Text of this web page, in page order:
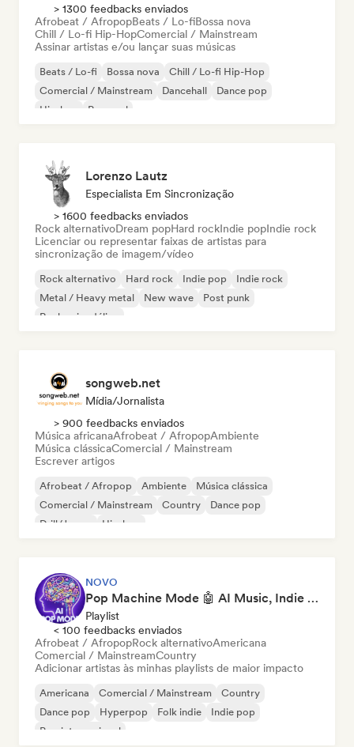
> 1300 feedbacks enviados
Afrobeat / AfropopBeats / Lo-fiBossa nova
Chill / Lo-fi Hip-HopComercial / Mainstream
Assinar artistas e/ou lançar suas músicas
Beats / Lo-fi Bossa nova
Chill / Lo-fi Hip-Hop
Comercial / Mainstream
Dancehall
Dance pop
Hip-hop
Pop soul
Lorenzo Lautz
Especialista Em Sincronização
> 1600 feedbacks enviados
Rock alternativoDream popHard rockIndie popIndie rock
Licenciar ou representar faixas de artistas para
sincronização de imagem/vídeo
Rock alternativo Hard rock Indie pop
Indie rock
Metal / Heavy metal
New wave
Post punk
Rock psicodélico
songweb.net
Mídia/Jornalista
> 900 feedbacks enviados
Música africanaAfrobeat / AfropopAmbiente
Música clássicaComercial / Mainstream
Escrever artigos
Afrobeat / Afropop Ambiente
Música clássica
Comercial / Mainstream
Country
Dance pop
Drill/Jersey
Hip-hop
NOVO
Pop Machine Mode 🤖 AI Music, Indie Pop & Dream Pop
Playlist
< 100 feedbacks enviados
Afrobeat / AfropopRock alternativoAmericana
Comercial / MainstreamCountry
Adicionar artistas às minhas playlists de maior impacto
Americana Comercial / Mainstream
Country
Dance pop
Hyperpop Folk indie
Indie pop
Pop internacional